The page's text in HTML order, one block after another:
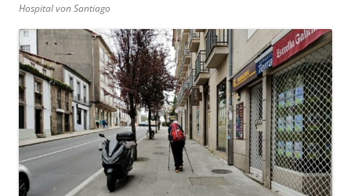
Hospital von Santiago